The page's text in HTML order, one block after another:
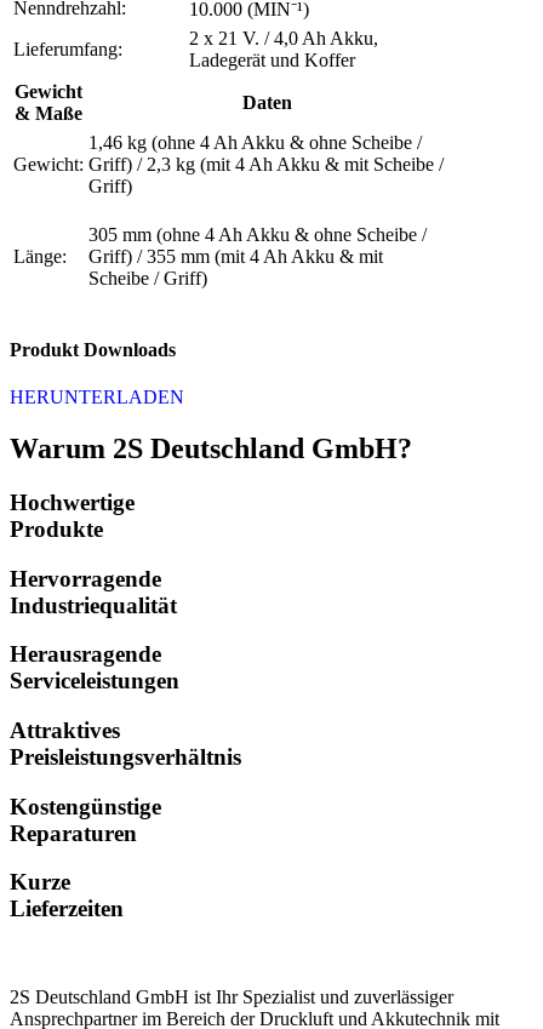
Nenndrehzahl:
10.000 (MIN⁻¹)
Lieferumfang:
2 x 21 V. / 4,0 Ah Akku,
Ladegerät und Koffer
Gewicht
& Maße
Daten
Gewicht:
1,46 kg (ohne 4 Ah Akku & ohne Scheibe /
Griff) / 2,3 kg (mit 4 Ah Akku & mit Scheibe /
Griff)
Länge:
305 mm (ohne 4 Ah Akku & ohne Scheibe /
Griff) / 355 mm (mit 4 Ah Akku & mit
Scheibe / Griff)
Produkt Downloads
HERUNTERLADEN
Warum 2S Deutschland GmbH?
Hochwertige
Produkte
Hervorragende
Industriequalität
Herausragende
Serviceleistungen
Attraktives
Preisleistungsverhältnis
Kostengünstige
Reparaturen
Kurze
Lieferzeiten
2S Deutschland GmbH ist Ihr Spezialist und zuverlässiger
Ansprechpartner im Bereich der Druckluft und Akkutechnik mit